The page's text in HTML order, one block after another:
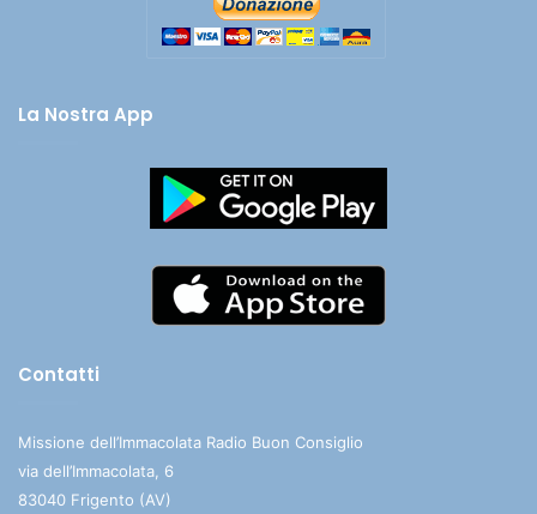
La Nostra App
Contatti
Missione dell’Immacolata Radio Buon Consiglio
via dell’Immacolata, 6
83040 Frigento (AV)